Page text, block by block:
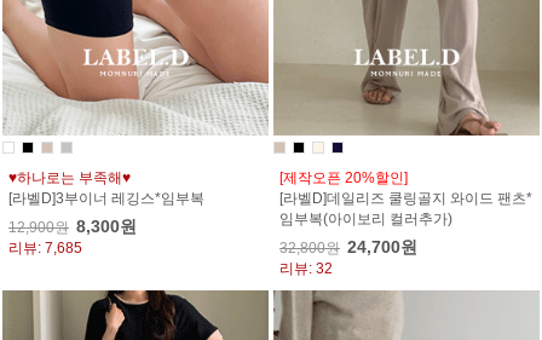
♥하나로는 부족해♥
[라벨D]3부이너 레깅스*임부복
12,900원 8,300원
리뷰: 7,685
[제작오픈 20%할인]
[라벨D]데일리즈 쿨링골지 와이드 팬츠*
임부복(아이보리 컬러추가)
32,800원 24,700원
리뷰: 32